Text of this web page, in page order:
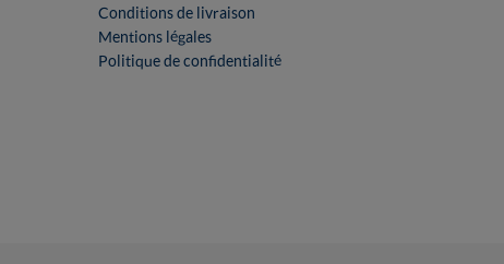
Conditions de livraison
Mentions légales
Politique de confidentialité